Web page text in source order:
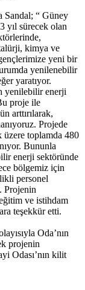
Sandal; “ Güney
yıl sürecek olan
kimya ve
yeni bir
yenilenebilir
yaratıyor.
yenilebilir enerji
proje ile
arttırılarak,
Projede
üzere toplamda 480
Bununla
enerji sektöründe
bölgemiz için
personel
Projenin
ve istihdam
teşekkür etti.
Oda’nın
projenin
Odası’nın kilit